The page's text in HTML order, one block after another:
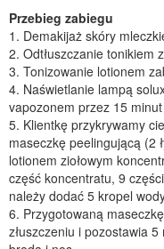
Przebieg zabiegu
1. Demakijaż skóry
2. Odtłuszczanie tonikiem
3. Tonizowanie lotionem
4. Naświetlanie lampą
vapozonem przez 15 minut
5. Klientkę przykrywamy
maseczkę peelingującą (2
lotionem ziołowym
część koncentratu, 9
należy dodać 5 kropel
6. Przygotowaną
złuszczeniu i pozostawia